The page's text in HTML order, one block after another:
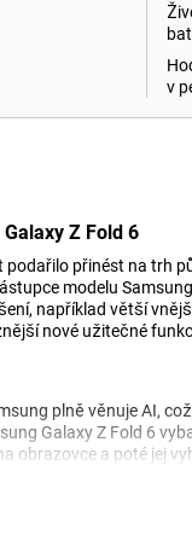
v
Z Fold 6
přinést na trh
modelu
například větší
nové užitečné
plně věnuje AI,
Galaxy Z Fold 6
obrazovce a poté jej
funkce umělé